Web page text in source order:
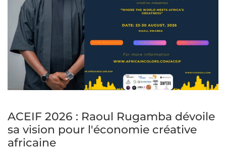
ACEIF 2026 : Raoul Rugamba dévoile
sa vision pour l'économie créative
africaine